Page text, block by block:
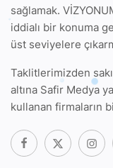
sağlamak.
iddialı bir konuma
üst seviyelere
Taklitlerimizden
altına Safir Medya
kullanan firmaların